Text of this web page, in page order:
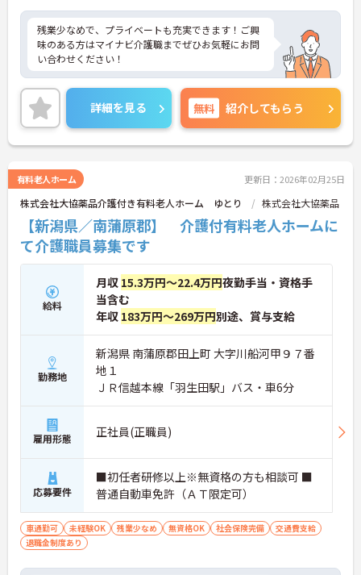
残業少なめで、プライベートも充実できます！ご興
味のある方はマイナビ介護職までぜひお気軽にお問
い合わせください！
詳細を見る 無料 紹介してもらう
有料老人ホーム 更新日：2026年02月25日
株式会社大協薬品介護付き有料老人ホーム ゆとり 株式会社大協薬品
【新潟県／南蒲原郡】 介護付有料老人ホームに
て介護職員募集です
給料
月収 15.3万円～22.4万円夜勤手当・資格手
当含む
年収 183万円～269万円別途、賞与支給
勤務地
新潟県 南蒲原郡田上町 大字川船河甲９７番
地１
ＪＲ信越本線「羽生田駅」バス・車6分
雇用形態 正社員(正職員)
応募要件
■初任者研修以上※無資格の方も相談可 ■
普通自動車免許（ＡＴ限定可）
車通勤可 未経験OK 残業少なめ 無資格OK 社会保険完備
交通費支給
退職金制度あり